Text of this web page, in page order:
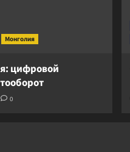
Монголия
цифровой
0